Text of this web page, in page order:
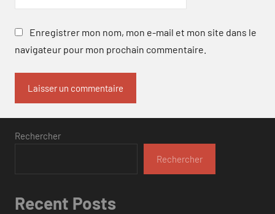
Enregistrer mon nom, mon e-mail et mon site dans le
navigateur pour mon prochain commentaire.
Rechercher
Rechercher
Recent Posts